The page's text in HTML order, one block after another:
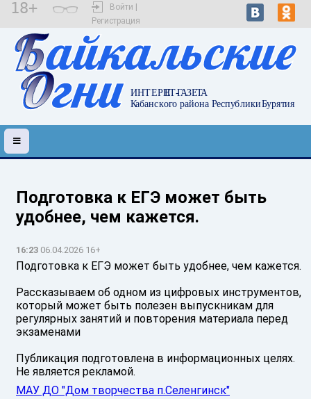
18+
Войти |
Регистрация
Подготовка к ЕГЭ может быть
удобнее, чем кажется.
16:23 06.04.2026 16+
Подготовка к ЕГЭ может быть удобнее, чем кажется.
Рассказываем об одном из цифровых инструментов,
который может быть полезен выпускникам для
регулярных занятий и повторения материала перед
экзаменами ️
Публикация подготовлена в информационных целях.
Не является рекламой.
МАУ ДО "Дом творчества п.Селенгинск"